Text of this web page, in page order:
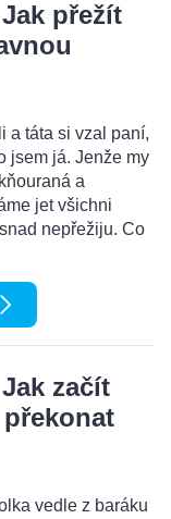
přežít
a táta si vzal paní,
jsem já. Jenže my
a
jet všichni
nepřežiju. Co
začít
vedle z baráku